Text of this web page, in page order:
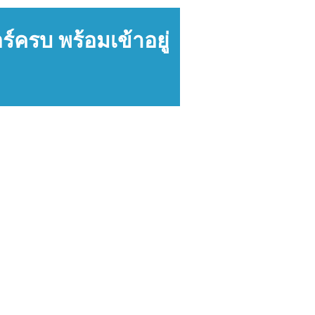
ครบ พร้อมเข้าอยู่